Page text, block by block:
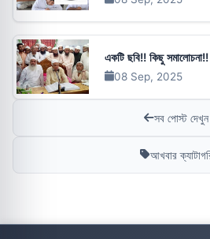
একটি ছবি!! কিছু সমালোচনা!!
08 Sep, 2025
সব পোস্ট দেখুন
আখবার